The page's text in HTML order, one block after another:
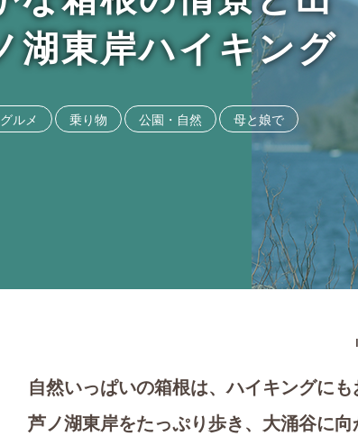
湖東岸ハイキング
グルメ 乗り物 公園・自然 母と娘で
自然いっぱいの箱根は、ハイキングに
芦ノ湖東岸をたっぷり歩き、大涌谷に